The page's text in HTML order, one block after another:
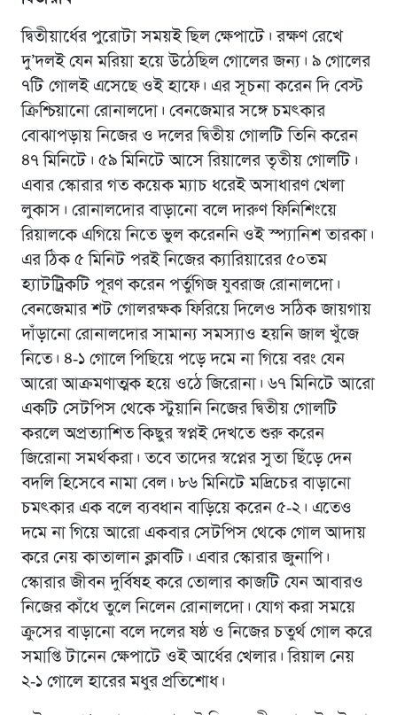
দ্বিতীয়ার্ধের পুরোটা সময়ই ছিল ক্ষেপাটে। রক্ষণ রেখে
দু’দলই যেন মরিয়া হয়ে উঠেছিল গোলের জন্য। ৯ গোলের
৭টি গোলই এসেছে ওই হাফে। এর সূচনা করেন দি বেস্ট
ক্রিশ্চিয়ানো রোনালদো। বেনজেমার সঙ্গে চমৎকার
বোঝাপড়ায় নিজের ও দলের দ্বিতীয় গোলটি তিনি করেন
৪৭ মিনিটে। ৫৯ মিনিটে আসে রিয়ালের তৃতীয় গোলটি।
এবার স্কোরার গত কয়েক ম্যাচ ধরেই অসাধারণ খেলা
লুকাস। রোনালদোর বাড়ানো বলে দারুণ ফিনিশিংয়ে
রিয়ালকে এগিয়ে নিতে ভুল করেননি ওই স্প্যানিশ তারকা।
এর ঠিক ৫ মিনিট পরই নিজের ক্যারিয়ারের ৫০তম
হ্যাটট্রিকটি পূরণ করেন পর্তুগিজ যুবরাজ রোনালদো।
বেনজেমার শট গোলরক্ষক ফিরিয়ে দিলেও সঠিক জায়গায়
দাঁড়ানো রোনালদোর সামান্য সমস্যাও হয়নি জাল খুঁজে
নিতে। ৪-১ গোলে পিছিয়ে পড়ে দমে না গিয়ে বরং যেন
আরো আক্রমণাত্মক হয়ে ওঠে জিরোনা। ৬৭ মিনিটে আরো
একটি সেটপিস থেকে স্টুয়ানি নিজের দ্বিতীয় গোলটি
করলে অপ্রত্যাশিত কিছুর স্বপ্নই দেখতে শুরু করেন
জিরোনা সমর্থকরা। তবে তাদের স্বপ্নের সুতা ছিঁড়ে দেন
বদলি হিসেবে নামা বেল। ৮৬ মিনিটে মদ্রিচের বাড়ানো
চমৎকার এক বলে ব্যবধান বাড়িয়ে করেন ৫-২। এতেও
দমে না গিয়ে আরো একবার সেটপিস থেকে গোল আদায়
করে নেয় কাতালান ক্লাবটি। এবার স্কোরার জুনাপি।
স্কোরার জীবন দুর্বিষহ করে তোলার কাজটি যেন আবারও
নিজের কাঁধে তুলে নিলেন রোনালদো। যোগ করা সময়ে
ক্রুসের বাড়ানো বলে দলের ষষ্ঠ ও নিজের চতুর্থ গোল করে
সমাপ্তি টানেন ক্ষেপাটে ওই আর্ধের খেলার। রিয়াল নেয়
২-১ গোলে হারের মধুর প্রতিশোধ।